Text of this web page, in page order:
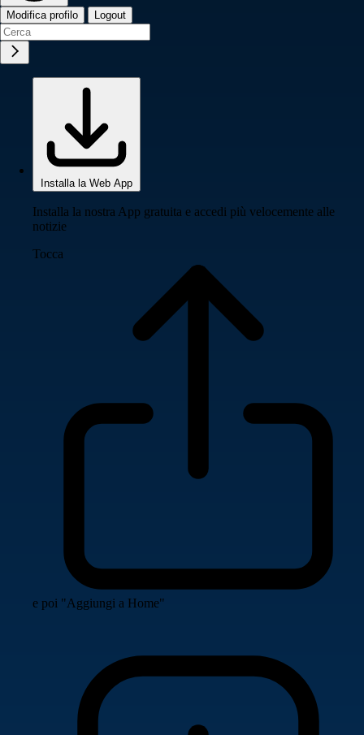
Modifica profilo Logout
Installa la Web App
Installa la nostra App gratuita e accedi più velocemente alle
notizie
Tocca
e poi "Aggiungi a Home"